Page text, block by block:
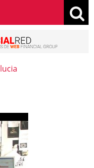
lucia